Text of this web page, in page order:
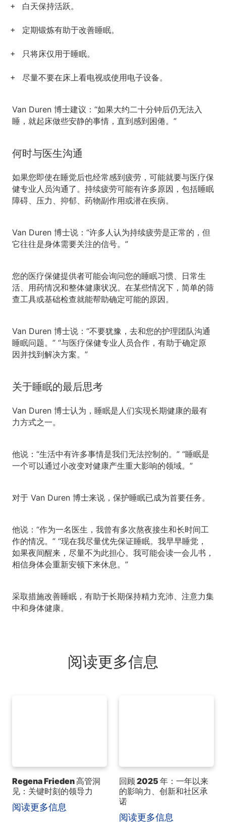
白天保持活跃。
定期锻炼有助于改善睡眠。
只将床仅用于睡眠。
尽量不要在床上看电视或使用电子设备。
Van Duren 博士建议：“如果大约二十分钟后仍无法入
睡，就起床做些安静的事情，直到感到困倦。”
何时与医生沟通
如果您即使在睡觉后也经常感到疲劳，可能就要与医疗保
健专业人员沟通了。持续疲劳可能有许多原因，包括睡眠
障碍、压力、抑郁、药物副作用或潜在疾病。
Van Duren 博士说：“许多人认为持续疲劳是正常的，但
它往往是身体需要关注的信号。”
您的医疗保健提供者可能会询问您的睡眠习惯、日常生
活、用药情况和整体健康状况。在某些情况下，简单的筛
查工具或基础检查就能帮助确定可能的原因。
Van Duren 博士说：“不要犹豫，去和您的护理团队沟通
睡眠问题。” “与医疗保健专业人员合作，有助于确定原
因并找到解决方案。”
关于睡眠的最后思考
Van Duren 博士认为，睡眠是人们实现长期健康的最有
力方式之一。
他说：“生活中有许多事情是我们无法控制的。” “睡眠是
一个可以通过小改变对健康产生重大影响的领域。”
对于 Van Duren 博士来说，保护睡眠已成为首要任务。
他说：“作为一名医生，我曾有多次熬夜接生和长时间工
作的情况。” “现在我尽量优先保证睡眠。我早早睡觉，
如果夜间醒来，尽量不为此担心。我可能会读一会儿书，
相信身体会重新安顿下来休息。”
采取措施改善睡眠，有助于长期保持精力充沛、注意力集
中和身体健康。
阅读更多信息
Regena Frieden 高管洞
见：关键时刻的领导力
阅读更多信息
回顾 2025 年：一年以来
的影响力、创新和社区承
诺
阅读更多信息